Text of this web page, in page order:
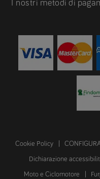
I nostri metodi di
Cookie Policy
Dichiarazione
Moto e Ciclomotore